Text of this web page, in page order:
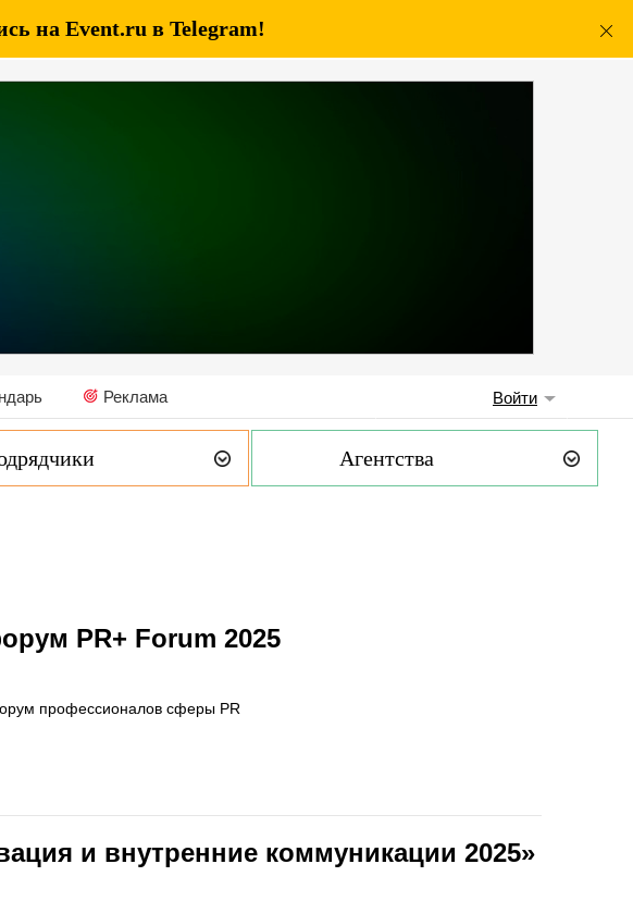
на Event.ru в Telegram!
Реклама Войти
Агентства
PR+ Forum 2025
профессионалов сферы PR
и внутренние коммуникации 2025»